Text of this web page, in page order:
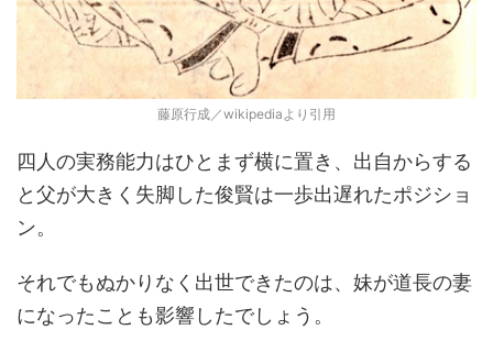
藤原行成／wikipediaより引用
四人の実務能力はひとまず横に置き、出自からする
と父が大きく失脚した俊賢は一歩出遅れたポジショ
ン。
それでもぬかりなく出世できたのは、妹が道長の妻
になったことも影響したでしょう。